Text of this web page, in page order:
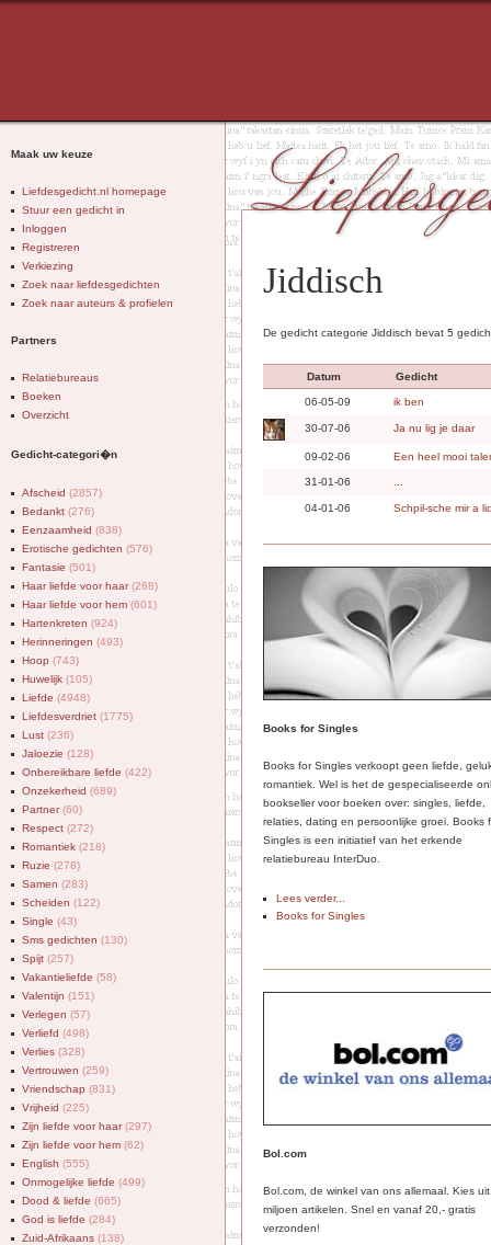
Jiddisch
De gedicht categorie Jiddisch bevat 5
Datum Gedicht
06-05-09 ik ben
30-07-06 Ja nu lig je daar
09-02-06 Een heel mooi
31-01-06
04-01-06 Schpil-sche mir a
Books for Singles
Books for Singles verkoopt geen liefde,
romantiek. Wel is het de gespecialiseerde
bookseller voor boeken over: singles, liefde,
relaties, dating en persoonlijke groei. Books
Singles is een initiatief van het erkende
relatiebureau InterDuo.
Lees verder...
Books for Singles
Bol.com
Bol.com, de winkel van ons allemaal. Kies
miljoen artikelen. Snel en vanaf 20,- gratis
verzonden!
Maak uw keuze
Liefdesgedicht.nl homepage
Stuur een gedicht in
Inloggen
Registreren
Verkiezing
Zoek naar liefdesgedichten
Zoek naar auteurs & profielen
Partners
Relatiebureaus
Boeken
Overzicht
Gedicht-categori�n
Afscheid (2857)
Bedankt (276)
Eenzaamheid (838)
Erotische gedichten (576)
Fantasie (501)
Haar liefde voor haar(268)
Haar liefde voor hem (601)
Hartenkreten (924)
Herinneringen (493)
Hoop (743)
Huwelijk (105)
Liefde (4948)
Liefdesverdriet (1775)
Lust (236)
Jaloezie (128)
Onbereikbare liefde (422)
Onzekerheid (689)
Partner(60)
Respect (272)
Romantiek (218)
Ruzie (278)
Samen (283)
Scheiden (122)
Single (43)
Sms gedichten (130)
Spijt (257)
Vakantieliefde (58)
Valentijn (151)
Verlegen (57)
Verliefd (498)
Verlies (328)
Vertrouwen (259)
Vriendschap (831)
Vrijheid (225)
Zijn liefde voor haar(297)
Zijn liefde voor hem (62)
English (555)
Onmogelijke liefde (499)
Dood & liefde (665)
God is liefde (284)
Zuid-Afrikaans (138)